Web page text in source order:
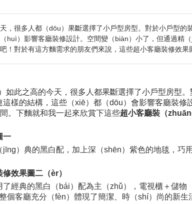
，很多人都（dōu）果斷選擇了小戶型房型。對於小戶型
huì）影響客廳裝修設計。空間變（biàn）小了，但通過精
！對於有這方麵需求的朋友們來說，這些超小客廳裝修效果
如此之高的今天，很多人都果斷選擇了小戶型房型
樣的結構，這些（xiē）都（dōu）會影響客廳裝
。下麵就和我一起來欣賞下這些超小客廳裝（
一
jīng）典的黑白配，加上深（shēn）紫色的地毯，
效果圖二（èr）
了經典的黑白（bái）配為主（zhǔ），電視櫃＋儲
個客廳充分（fèn）體現了簡潔、時（shí）尚的新生